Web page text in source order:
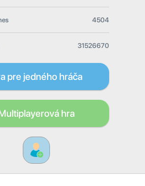
4504
31526670
pre jedného hráča
hra